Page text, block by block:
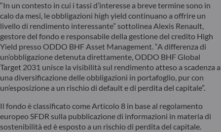
“In un contesto in cui i tassi d’interesse a breve termine sono in
calo da mesi, le obbligazioni high yield continuano a offrire un
livello di rendimento interessante” sottolinea Alexis Renault,
gestore del fondo e responsabile della gestione del credito High
Yield presso ODDO BHF Asset Management. “A differenza di
un’obbligazione detenuta direttamente, ODDO BHF Global
Target 2031 unisce la visibilità sul rendimento atteso a scadenza a
una diversificazione delle obbligazioni in portafoglio, pur con
un’esposizione a un rischio di default e di perdita del capitale”.
Il fondo è classificato come Articolo 8 in base al regolamento
europeo SFDR sulla pubblicazione di informazioni in materia di
sostenibilità ed è esposto a un rischio di perdita del capitale.